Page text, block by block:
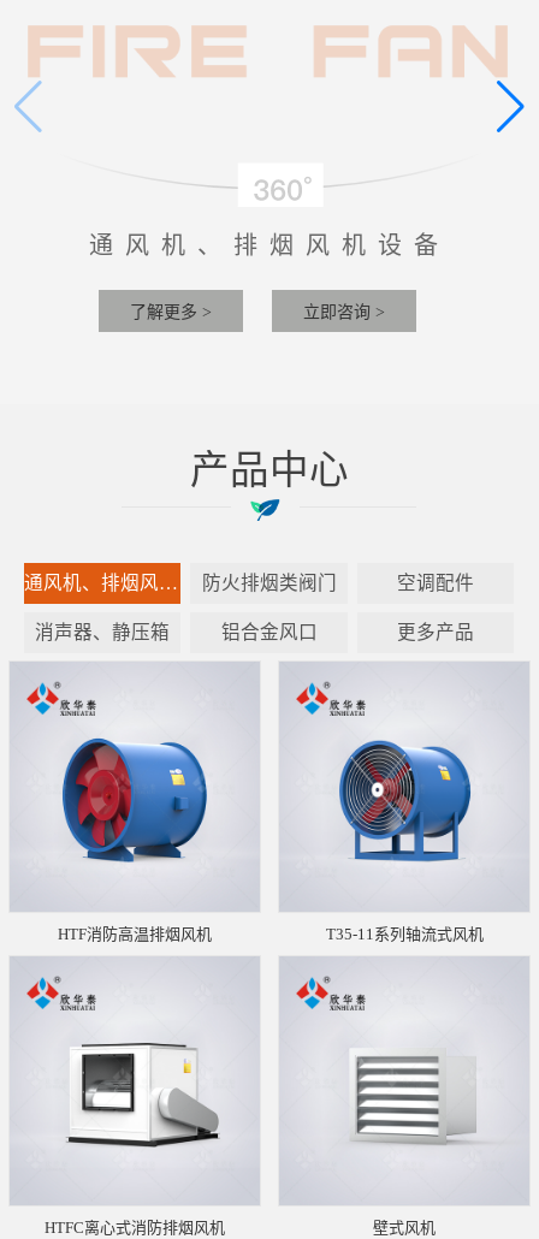
通风机、排烟风机设备
了解更多 > 立即咨询 >
产品中心
通风机、排烟风机设备 防火排烟类阀门 空调配件
消声器、静压箱 铝合金风口 更多产品
HTF消防高温排烟风机 T35-11系列轴流式风机
HTFC离心式消防排烟风机 壁式风机